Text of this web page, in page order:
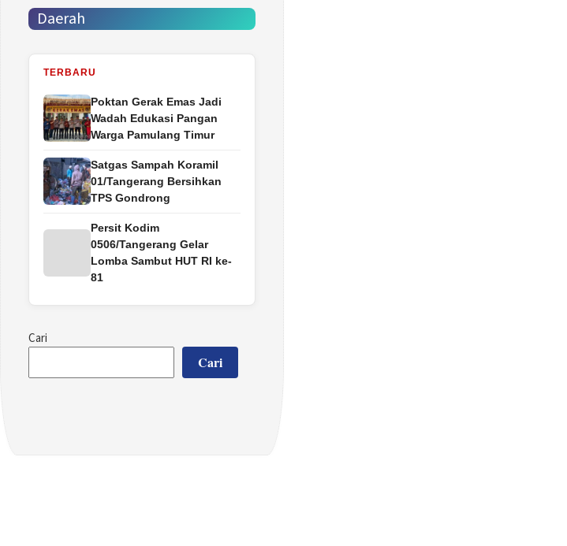
Daerah
TERBARU
Poktan Gerak Emas Jadi
Wadah Edukasi Pangan
Warga Pamulang Timur
Satgas Sampah Koramil
01/Tangerang Bersihkan
TPS Gondrong
Persit Kodim
0506/Tangerang Gelar
Lomba Sambut HUT RI ke-
81
Cari
Cari